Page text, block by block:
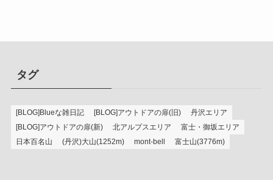
タグ
[BLOG]Blueな雑日記 [BLOG]アウトドアの扉(旧)
丹沢エリア
[BLOG]アウトドアの扉(新)
北アルプスエリア
富士・御坂エリア
日本百名山
(丹沢)大山(1252m) mont-bell 富士山(3776m)